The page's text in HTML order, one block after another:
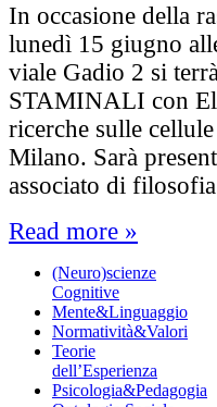
In occasione della
lunedì 15 giugno
viale Gadio 2 si
STAMINALI con
ricerche sulle
Milano. Sarà
associato di
Read more »
(Neuro)scienze
Cognitive
Mente&Linguaggio
Normatività&Valori
Teorie
dell’Esperienza
Psicologia&Pedagogia